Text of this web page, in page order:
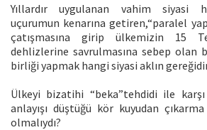
Yıllardır uygulanan vahim siyasi
uçurumun kenarına getiren,“paralel
çatışmasına girip ülkemizin 15
dehlizlerine savrulmasına sebep
birliği yapmak hangi siyasi aklın
Ülkeyi bizatihi “beka”tehdidi ile
anlayışı düştüğü kör kuyudan
olmalıydı?